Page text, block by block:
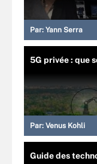
Par: Yann Serra
5G privée : que
Par: Venus Kohli
Guide des